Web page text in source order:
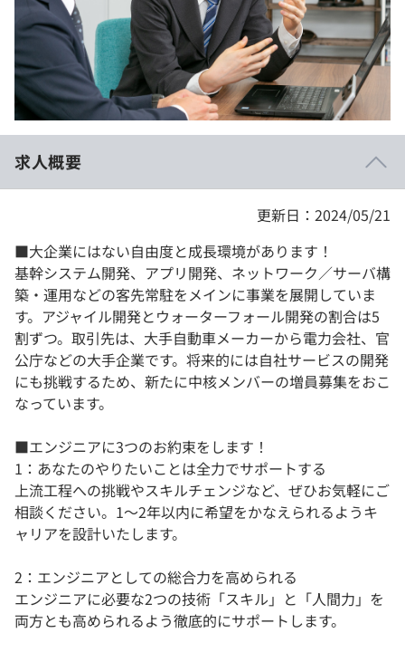
個人向けプラン
法人向けプラン
学校向けプラン
契約内容・クーポン
求人概要
更新日：2024/05/21
■大企業にはない自由度と成長環境があります！
基幹システム開発、アプリ開発、ネットワーク／サーバ構
築・運用などの客先常駐をメインに事業を展開していま
す。アジャイル開発とウォーターフォール開発の割合は5
割ずつ。取引先は、大手自動車メーカーから電力会社、官
公庁などの大手企業です。将来的には自社サービスの開発
にも挑戦するため、新たに中核メンバーの増員募集をおこ
なっています。
■エンジニアに3つのお約束をします！
1：あなたのやりたいことは全力でサポートする
上流工程への挑戦やスキルチェンジなど、ぜひお気軽にご
相談ください。1〜2年以内に希望をかなえられるようキ
ャリアを設計いたします。
2：エンジニアとしての総合力を高められる
エンジニアに必要な2つの技術「スキル」と「人間力」を
両方とも高められるよう徹底的にサポートします。